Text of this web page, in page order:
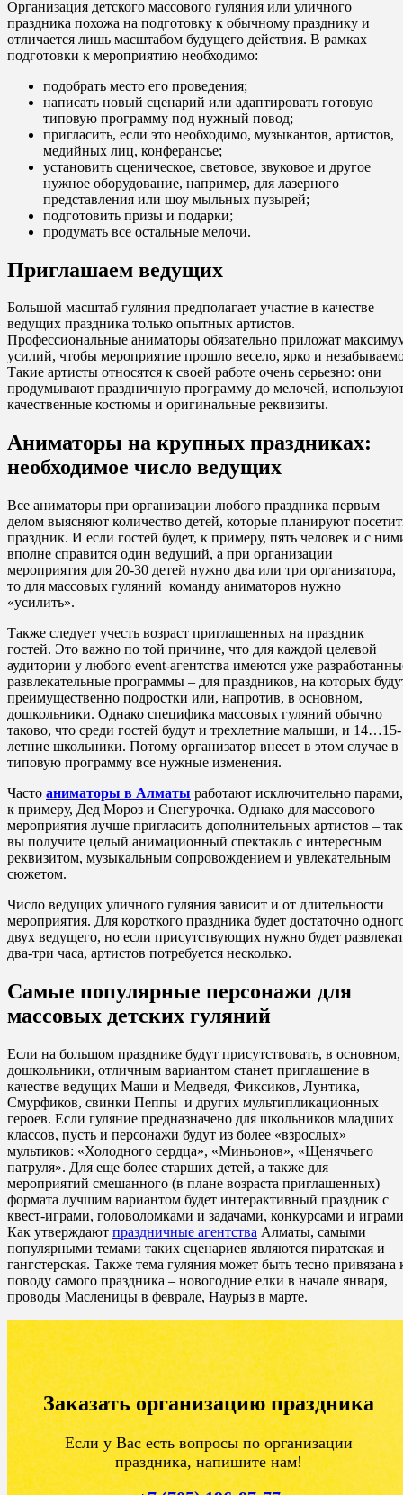
Организация детского массового гуляния или уличного
праздника похожа на подготовку к обычному празднику и
отличается лишь масштабом будущего действия. В рамках
подготовки к мероприятию необходимо:
подобрать место его проведения;
написать новый сценарий или адаптировать готовую
типовую программу под нужный повод;
пригласить, если это необходимо, музыкантов, артистов,
медийных лиц, конферансье;
установить сценическое, световое, звуковое и другое
нужное оборудование, например, для лазерного
представления или шоу мыльных пузырей;
подготовить призы и подарки;
продумать все остальные мелочи.
Приглашаем ведущих
Большой масштаб гуляния предполагает участие в качестве
ведущих праздника только опытных артистов.
Профессиональные аниматоры обязательно приложат
усилий, чтобы мероприятие прошло весело, ярко и
Такие артисты относятся к своей работе очень серьезно: они
продумывают праздничную программу до мелочей,
качественные костюмы и оригинальные реквизиты.
Аниматоры на крупных праздниках:
необходимое число ведущих
Все аниматоры при организации любого праздника первым
делом выясняют количество детей, которые планируют
праздник. И если гостей будет, к примеру, пять человек и с
вполне справится один ведущий, а при организации
мероприятия для 20-30 детей нужно два или три организатора,
то для массовых гуляний команду аниматоров нужно
«усилить».
Также следует учесть возраст приглашенных на праздник
гостей. Это важно по той причине, что для каждой целевой
аудитории у любого event-агентства имеются уже
развлекательные программы – для праздников, на которых
преимущественно подростки или, напротив, в основном,
дошкольники. Однако специфика массовых гуляний обычно
таково, что среди гостей будут и трехлетние малыши, и 14…15-
летние школьники. Потому организатор внесет в этом случае в
типовую программу все нужные изменения.
Часто аниматоры в Алматы работают исключительно парами,
к примеру, Дед Мороз и Снегурочка. Однако для массового
мероприятия лучше пригласить дополнительных артистов – так
вы получите целый анимационный спектакль с интересным
реквизитом, музыкальным сопровождением и увлекательным
сюжетом.
Число ведущих уличного гуляния зависит и от длительности
мероприятия. Для короткого праздника будет достаточно
двух ведущего, но если присутствующих нужно будет
два-три часа, артистов потребуется несколько.
Самые популярные персонажи для
массовых детских гуляний
Если на большом празднике будут присутствовать, в основном,
дошкольники, отличным вариантом станет приглашение в
качестве ведущих Маши и Медведя, Фиксиков, Лунтика,
Смурфиков, свинки Пеппы и других мультипликационных
героев. Если гуляние предназначено для школьников младших
классов, пусть и персонажи будут из более «взрослых»
мультиков: «Холодного сердца», «Миньонов», «Щенячьего
патруля». Для еще более старших детей, а также для
мероприятий смешанного (в плане возраста приглашенных)
формата лучшим вариантом будет интерактивный праздник с
квест-играми, головоломками и задачами, конкурсами и
Как утверждают праздничные агентства Алматы, самыми
популярными темами таких сценариев являются пиратская и
гангстерская. Также тема гуляния может быть тесно привязана
поводу самого праздника – новогодние елки в начале января,
проводы Масленицы в феврале, Наурыз в марте.
Заказать организацию праздника
Если у Вас есть вопросы по организации
праздника, напишите нам!